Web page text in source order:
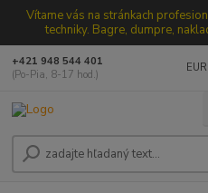
Vítame vás na stránkach
techniky. Bagre, dumpre,
EUR
+421 948 544 401
(Po-Pia, 8-17 hod.)